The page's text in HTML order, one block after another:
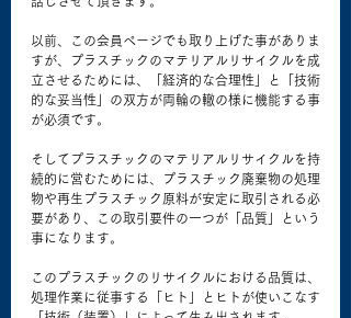
以前、この会員ページでも取り上げた事がありま
すが、プラスチックのマテリアルリサイクルを成
立させるためには、「経済的な合理性」と「技術
的な妥当性」の双方が両輪の轍の様に機能する事
が必須です。
そしてプラスチックのマテリアルリサイクルを持
続的に営むためには、プラスチック廃棄物の処理
物や再生プラスチック原料が安定に取引される必
要があり、この取引要件の一つが「品質」という
事になります。
このプラスチックのリサイクルにおける品質は、
処理作業に従事する「ヒト」とヒトが使いこなす